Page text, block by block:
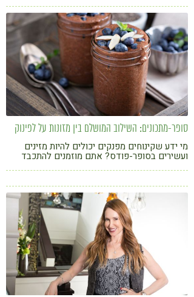
סופר-מתכונים: השילוב המושלם בין מזונות על לפינוק
מי ידע שקינוחים מפנקים יכולים להיות מזינים
ועשירים בסופר-פודס? אתם מוזמנים להתכבד
ועוד מתוקים שקל להכין ובריא לאכול